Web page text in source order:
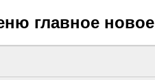
главное новое